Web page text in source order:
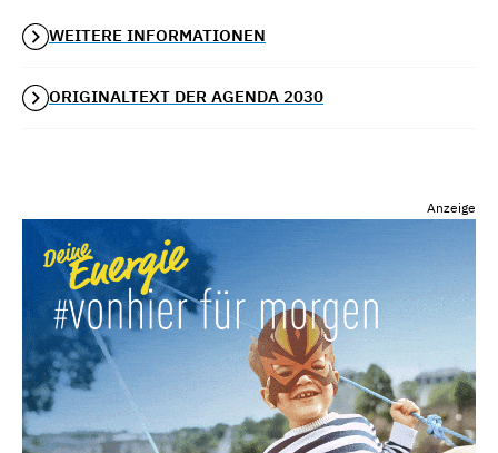
WEITERE INFORMATIONEN
ORIGINALTEXT DER AGENDA 2030
Anzeige